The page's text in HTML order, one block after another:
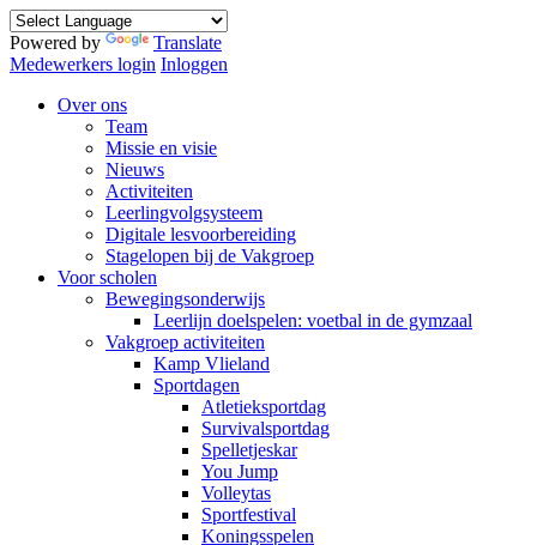
Powered by
Translate
Medewerkers login Inloggen
Over ons
Team
Missie en visie
Nieuws
Activiteiten
Leerlingvolgsysteem
Digitale lesvoorbereiding
Stagelopen bij de Vakgroep
Voor scholen
Bewegingsonderwijs
Leerlijn doelspelen: voetbal in de gymzaal
Vakgroep activiteiten
Kamp Vlieland
Sportdagen
Atletieksportdag
Survivalsportdag
Spelletjeskar
You Jump
Volleytas
Sportfestival
Koningsspelen